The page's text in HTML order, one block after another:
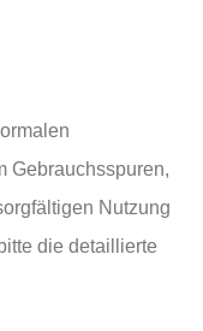
Gebrauchsspuren,
Nutzung
die detaillierte